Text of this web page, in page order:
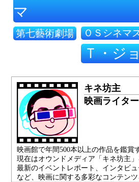
マ
第七藝術劇場 ＯＳシネマ
Ｔ・ジ
キネ坊主
映画ライター
映画館で年間500本以上の作品を鑑賞
現在はオウンドメディア「キネ坊主」
最新のイベントレポート、インタビ
など、映画に関する多彩なコンテンツ